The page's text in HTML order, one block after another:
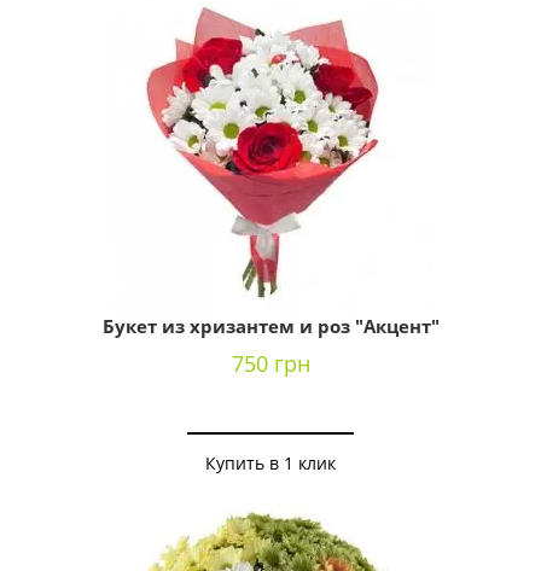
Букет из хризантем и роз "Акцент"
750 грн
Купить в 1 клик